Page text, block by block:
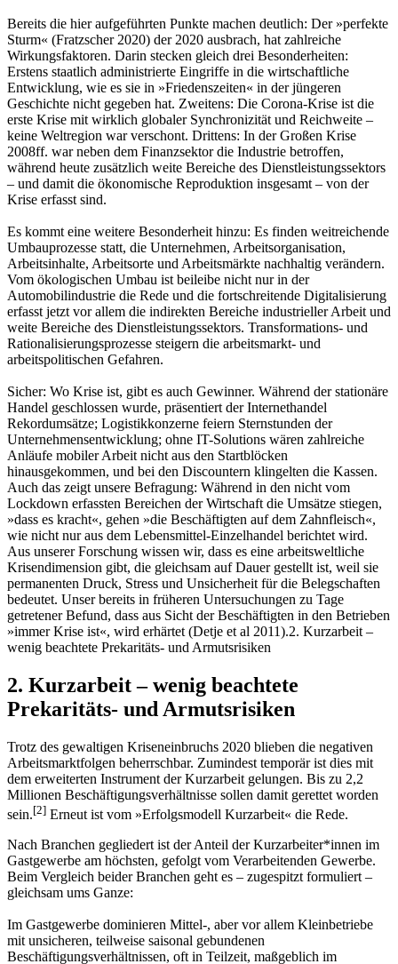
Bereits die hier aufgeführten Punkte machen deutlich: Der »perfekte
Sturm« (Fratzscher 2020) der 2020 ausbrach, hat zahlreiche
Wirkungsfaktoren. Darin stecken gleich drei Besonderheiten:
Erstens staatlich administrierte Eingriffe in die wirtschaftliche
Entwicklung, wie es sie in »Friedenszeiten« in der jüngeren
Geschichte nicht gegeben hat. Zweitens: Die Corona-Krise ist die
erste Krise mit wirklich globaler Synchronizität und Reichweite –
keine Weltregion war verschont. Drittens: In der Großen Krise
2008ff. war neben dem Finanzsektor die Industrie betroffen,
während heute zusätzlich weite Bereiche des Dienstleistungssektors
– und damit die ökonomische Reproduktion insgesamt – von der
Krise erfasst sind.
Es kommt eine weitere Besonderheit hinzu: Es finden weitreichende
Umbauprozesse statt, die Unternehmen, Arbeitsorganisation,
Arbeitsinhalte, Arbeitsorte und Arbeitsmärkte nachhaltig verändern.
Vom ökologischen Umbau ist beileibe nicht nur in der
Automobilindustrie die Rede und die fortschreitende Digitalisierung
erfasst jetzt vor allem die indirekten Bereiche industrieller Arbeit und
weite Bereiche des Dienstleistungssektors. Transformations- und
Rationalisierungsprozesse steigern die arbeitsmarkt- und
arbeitspolitischen Gefahren.
Sicher: Wo Krise ist, gibt es auch Gewinner. Während der stationäre
Handel geschlossen wurde, präsentiert der Internethandel
Rekordumsätze; Logistikkonzerne feiern Sternstunden der
Unternehmensentwicklung; ohne IT-Solutions wären zahlreiche
Anläufe mobiler Arbeit nicht aus den Startblöcken
hinausgekommen, und bei den Discountern klingelten die Kassen.
Auch das zeigt unsere Befragung: Während in den nicht vom
Lockdown erfassten Bereichen der Wirtschaft die Umsätze stiegen,
»dass es kracht«, gehen »die Beschäftigten auf dem Zahnfleisch«,
wie nicht nur aus dem Lebensmittel-Einzelhandel berichtet wird.
Aus unserer Forschung wissen wir, dass es eine arbeitsweltliche
Krisendimension gibt, die gleichsam auf Dauer gestellt ist, weil sie
permanenten Druck, Stress und Unsicherheit für die Belegschaften
bedeutet. Unser bereits in früheren Untersuchungen zu Tage
getretener Befund, dass aus Sicht der Beschäftigten in den Betrieben
»immer Krise ist«, wird erhärtet (Detje et al 2011).2. Kurzarbeit –
wenig beachtete Prekaritäts- und Armutsrisiken
2. Kurzarbeit – wenig beachtete
Prekaritäts- und Armutsrisiken
Trotz des gewaltigen Kriseneinbruchs 2020 blieben die negativen
Arbeitsmarktfolgen beherrschbar. Zumindest temporär ist dies mit
dem erweiterten Instrument der Kurzarbeit gelungen. Bis zu 2,2
Millionen Beschäftigungsverhältnisse sollen damit gerettet worden
sein.[2] Erneut ist vom »Erfolgsmodell Kurzarbeit« die Rede.
Nach Branchen gegliedert ist der Anteil der Kurzarbeiter*innen im
Gastgewerbe am höchsten, gefolgt vom Verarbeitenden Gewerbe.
Beim Vergleich beider Branchen geht es – zugespitzt formuliert –
gleichsam ums Ganze:
Im Gastgewerbe dominieren Mittel-, aber vor allem Kleinbetriebe
mit unsicheren, teilweise saisonal gebundenen
Beschäftigungsverhältnissen, oft in Teilzeit, maßgeblich im